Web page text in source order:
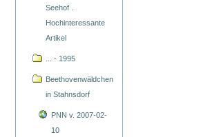
Seehof .
Hochinteressante
Artikel
... - 1995
Beethovenwäldchen
in Stahnsdorf
PNN v. 2007-02-
10